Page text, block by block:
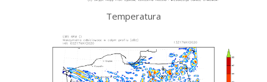
Temperatura